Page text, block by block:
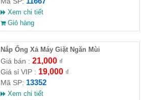
Xem chi tiết
Giỏ hàng
Nắp Ống Xả Máy Giặt Ngăn Mùi
Giá bán : 21,000₫
Giá sỉ VIP : 19,000₫
Mã SP: 13352
Xem chi tiết